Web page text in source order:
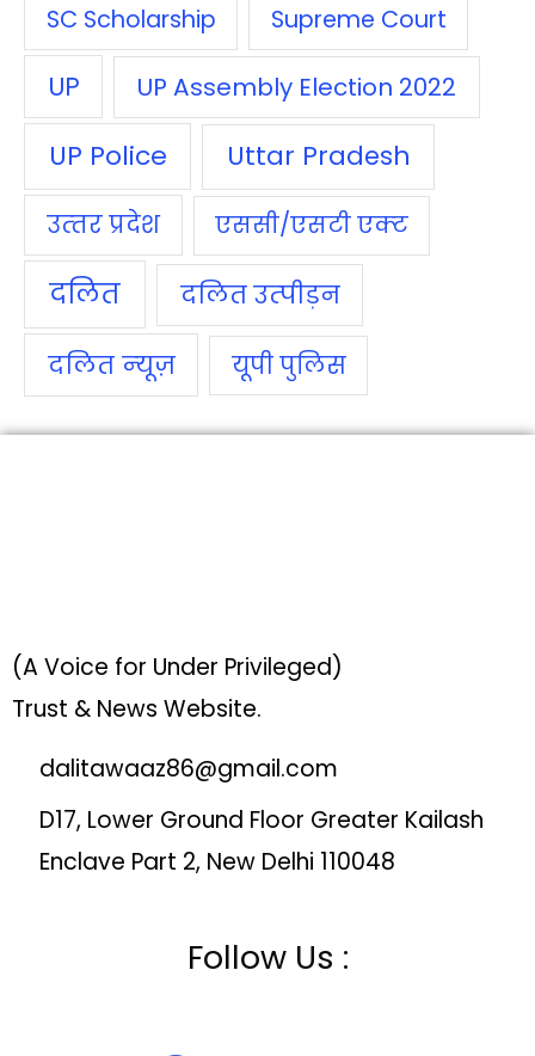
SC Scholarship Supreme Court
UP UP Assembly Election 2022
UP Police Uttar Pradesh
उत्‍तर प्रदेश एससी/एसटी एक्‍ट
दलित दलित उत्‍पीड़न
दलित न्‍यूज़ यूपी पुलिस
(A Voice for Under Privileged)
Trust & News Website.
dalitawaaz86@gmail.com
D17, Lower Ground Floor Greater Kailash
Enclave Part 2, New Delhi 110048
Follow Us :